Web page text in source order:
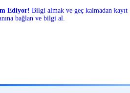
Ediyor! Bilgi almak ve geç kalmadan kayıt
bağlan ve bilgi al.